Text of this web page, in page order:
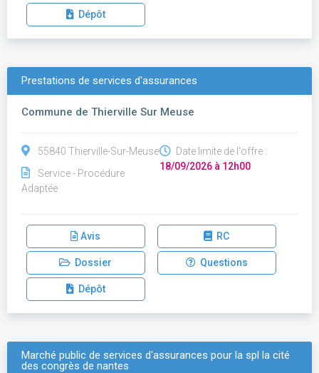
Dépôt
Prestations de services d'assurances
Commune de Thierville Sur Meuse
55840 Thierville-Sur-Meuse
Service - Procédure
Adaptée
Date limite de l'offre :
18/09/2026 à 12h00
Avis RC
Dossier Questions
Dépôt
Marché public de services d'assurances pour la spl la cité
des congrès de nantes